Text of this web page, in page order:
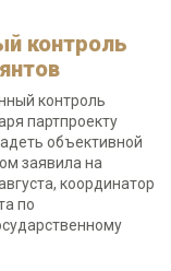
контроль
контроль
партпроекту
объективной
заявила на
координатор
по